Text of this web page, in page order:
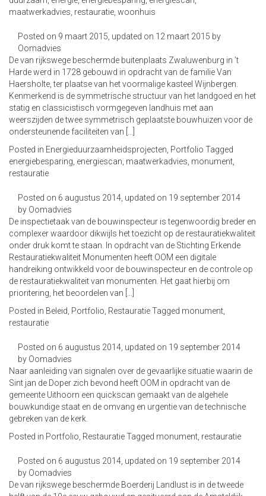
maatwerkadvies restauratie woonhuis
Posted on 9 maart 2015 , updated on 12 maart 2015 by
Oomadvies
De van rijkswege beschermde buitenplaats Zwaluwenburg in ’t
Harde werd in 1728 gebouwd in opdracht van de familie Van
Haersholte, ter plaatse van het voormalige kasteel Wijnbergen.
Kenmerkend is de symmetrische structuur van het landgoed en het
statig en classicistisch vormgegeven landhuis met aan
weerszijden de twee symmetrisch geplaatste bouwhuizen voor de
ondersteunende faciliteiten van […]
Posted in Energieduurzaamheidsprojecten Portfolio Tagged
energiebesparing energiescan maatwerkadvies monument
restauratie
Posted on 6 augustus 2014 , updated on 19 september 2014
by Oomadvies
De inspectietaak van de bouwinspecteur is tegenwoordig breder en
complexer waardoor dikwijls het toezicht op de restauratiekwaliteit
onder druk komt te staan. In opdracht van de Stichting Erkende
Restauratiekwaliteit Monumenten heeft OOM een digitale
handreiking ontwikkeld voor de bouwinspecteur en de controle op
de restauratiekwaliteit van monumenten. Het gaat hierbij om
prioritering, het beoordelen van […]
Posted in Beleid Portfolio RestauratieTagged monument
restauratie
Posted on 6 augustus 2014 , updated on 19 september 2014
by Oomadvies
Naar aanleiding van signalen over de gevaarlijke situatie waarin de
Sint jan de Doper zich bevond heeft OOM in opdracht van de
gemeente Uithoorn een quickscan gemaakt van de algehele
bouwkundige staat en de omvang en urgentie van de technische
gebreken van de kerk.
Posted in Portfolio RestauratieTagged monument restauratie
Posted on 6 augustus 2014 , updated on 19 september 2014
by Oomadvies
De van rijkswege beschermde Boerderij Landlust is in de tweede